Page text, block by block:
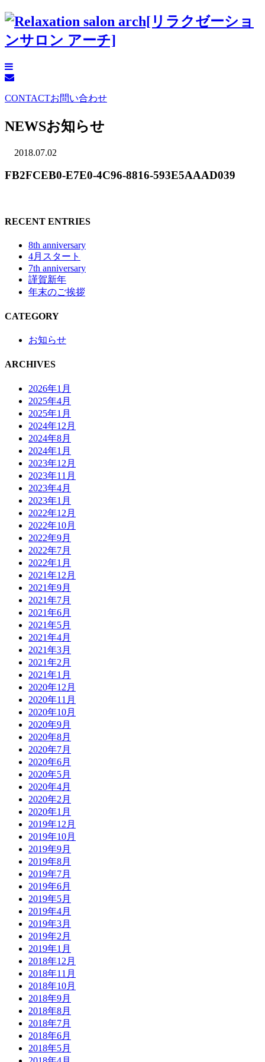
CONTACTお問い合わせ
NEWSお知らせ
2018.07.02
FB2FCEB0-E7E0-4C96-8816-593E5AAAD039
RECENT ENTRIES
8th anniversary
4月スタート
7th anniversary
謹賀新年
年末のご挨拶
CATEGORY
お知らせ
ARCHIVES
2026年1月
2025年4月
2025年1月
2024年12月
2024年8月
2024年1月
2023年12月
2023年11月
2023年4月
2023年1月
2022年12月
2022年10月
2022年9月
2022年7月
2022年1月
2021年12月
2021年9月
2021年7月
2021年6月
2021年5月
2021年4月
2021年3月
2021年2月
2021年1月
2020年12月
2020年11月
2020年10月
2020年9月
2020年8月
2020年7月
2020年6月
2020年5月
2020年4月
2020年2月
2020年1月
2019年12月
2019年10月
2019年9月
2019年8月
2019年7月
2019年6月
2019年5月
2019年4月
2019年3月
2019年2月
2019年1月
2018年12月
2018年11月
2018年10月
2018年9月
2018年8月
2018年7月
2018年6月
2018年5月